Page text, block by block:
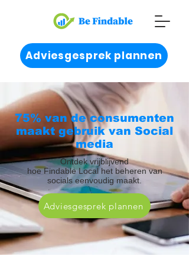
Adviesgesprek plannen
75% van de consumenten
maakt gebruik van Social
media
Ontdek vrijblijvend
hoe Findable Local het beheren van
socials eenvoudig maakt.
Adviesgesprek plannen